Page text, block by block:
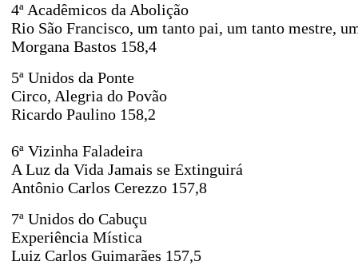
4ª Acadêmicos da Abolição
Rio São Francisco, um tanto pai, um tanto mestre,
Morgana Bastos 158,4
5ª Unidos da Ponte
Circo, Alegria do Povão
Ricardo Paulino 158,2
6ª Vizinha Faladeira
A Luz da Vida Jamais se Extinguirá
Antônio Carlos Cerezzo 157,8
7ª Unidos do Cabuçu
Experiência Mística
Luiz Carlos Guimarães 157,5